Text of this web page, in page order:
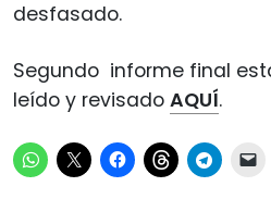
desfasado.
Segundo informe final
leído y revisado AQUÍ.